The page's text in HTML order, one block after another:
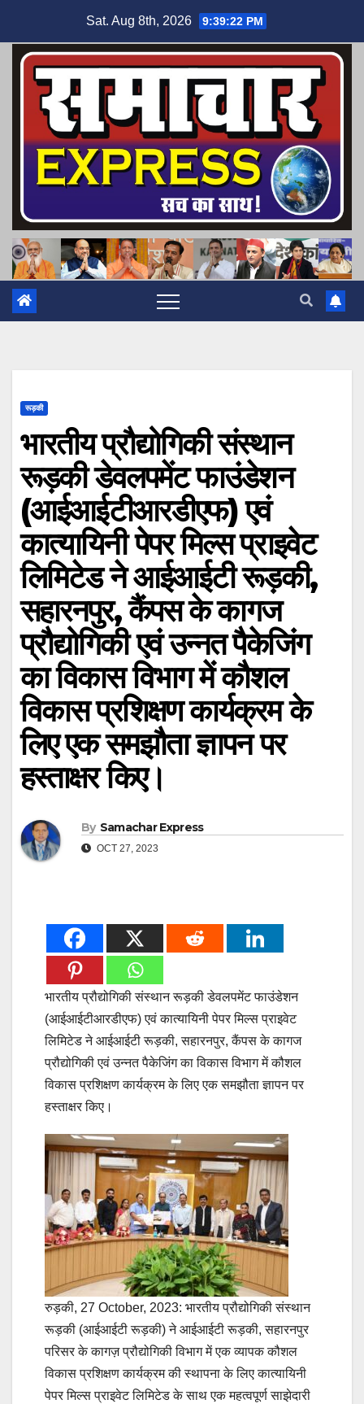
content
Sat. Aug 8th, 2026 9:39:23 PM
रूड़की
भारतीय प्रौद्योगिकी संस्थान
रूड़की डेवलपमेंट फाउंडेशन
(आईआईटीआरडीएफ) एवं
कात्यायिनी पेपर मिल्स प्राइवेट
लिमिटेड ने आईआईटी रूड़की,
सहारनपुर, कैंपस के कागज
प्रौद्योगिकी एवं उन्नत पैकेजिंग
का विकास विभाग में कौशल
विकास प्रशिक्षण कार्यक्रम के
लिए एक समझौता ज्ञापन पर
हस्ताक्षर किए।
By Samachar Express
OCT 27, 2023
भारतीय प्रौद्योगिकी संस्थान रूड़की डेवलपमेंट फाउंडेशन
(आईआईटीआरडीएफ) एवं कात्यायिनी पेपर मिल्स प्राइवेट
लिमिटेड ने आईआईटी रूड़की, सहारनपुर, कैंपस के कागज
प्रौद्योगिकी एवं उन्नत पैकेजिंग का विकास विभाग में कौशल
विकास प्रशिक्षण कार्यक्रम के लिए एक समझौता ज्ञापन पर
हस्ताक्षर किए।
रुड़की, 27 October, 2023: भारतीय प्रौद्योगिकी संस्थान
रूड़की (आईआईटी रूड़की) ने आईआईटी रूड़की, सहारनपुर
परिसर के कागज़ प्रौद्योगिकी विभाग में एक व्यापक कौशल
विकास प्रशिक्षण कार्यक्रम की स्थापना के लिए कात्यायिनी
पेपर मिल्स प्राइवेट लिमिटेड के साथ एक महत्वपूर्ण साझेदारी